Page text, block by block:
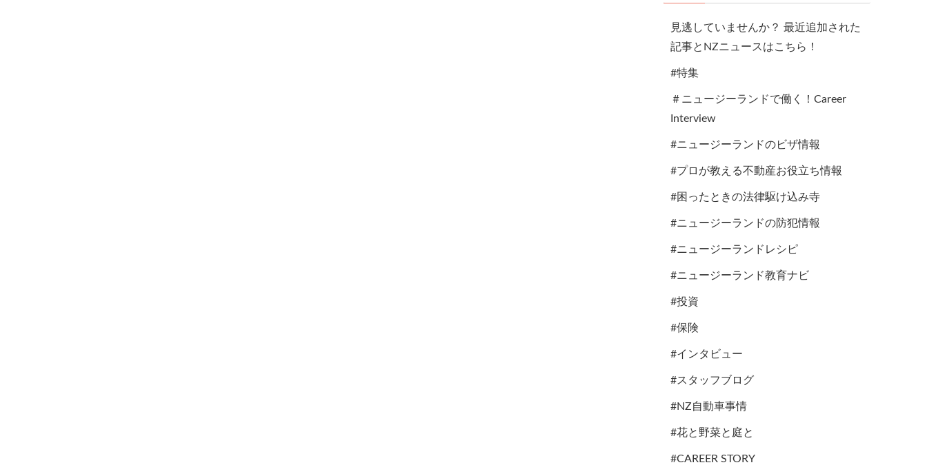
見逃していませんか？ 最近追加された
記事とNZニュースはこちら！
#特集
＃ニュージーランドで働く！Career
Interview
#ニュージーランドのビザ情報
#プロが教える不動産お役立ち情報
#困ったときの法律駆け込み寺
#ニュージーランドの防犯情報
#ニュージーランドレシピ
#ニュージーランド教育ナビ
#投資
#保険
#インタビュー
#スタッフブログ
#NZ自動車事情
#花と野菜と庭と
#CAREER STORY